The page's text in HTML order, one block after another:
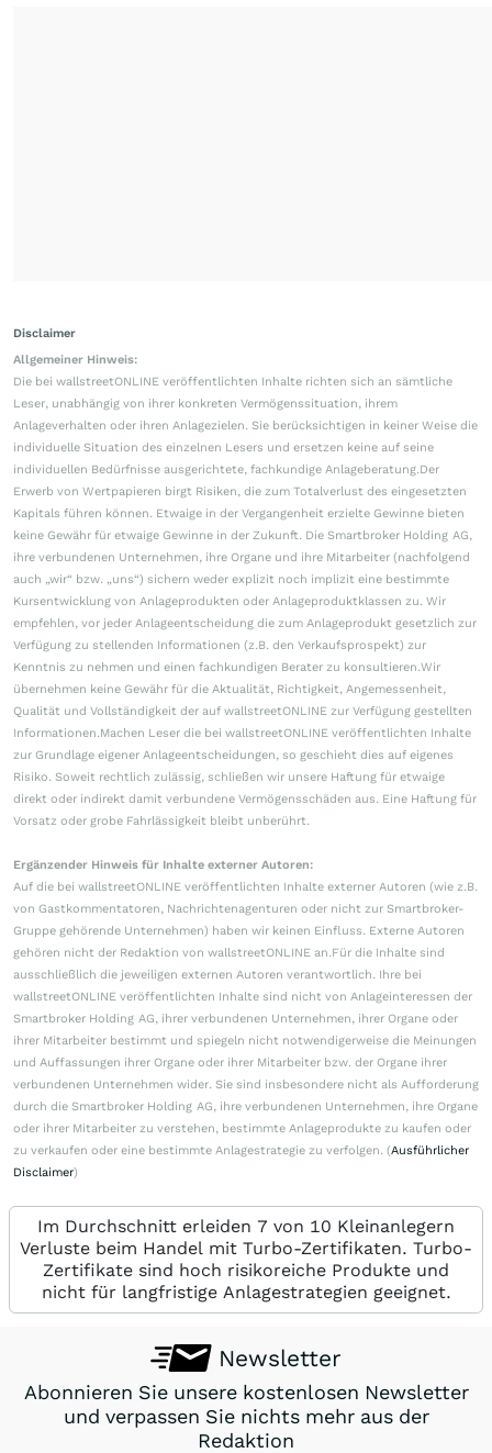
Disclaimer
Allgemeiner Hinweis:
Die bei wallstreetONLINE veröffentlichten Inhalte richten sich an sämtliche
Leser, unabhängig von ihrer konkreten Vermögenssituation, ihrem
Anlageverhalten oder ihren Anlagezielen. Sie berücksichtigen in keiner Weise die
individuelle Situation des einzelnen Lesers und ersetzen keine auf seine
individuellen Bedürfnisse ausgerichtete, fachkundige Anlageberatung.Der
Erwerb von Wertpapieren birgt Risiken, die zum Totalverlust des eingesetzten
Kapitals führen können. Etwaige in der Vergangenheit erzielte Gewinne bieten
keine Gewähr für etwaige Gewinne in der Zukunft. Die Smartbroker Holding AG,
ihre verbundenen Unternehmen, ihre Organe und ihre Mitarbeiter (nachfolgend
auch „wir“ bzw. „uns“) sichern weder explizit noch implizit eine bestimmte
Kursentwicklung von Anlageprodukten oder Anlageproduktklassen zu. Wir
empfehlen, vor jeder Anlageentscheidung die zum Anlageprodukt gesetzlich zur
Verfügung zu stellenden Informationen (z.B. den Verkaufsprospekt) zur
Kenntnis zu nehmen und einen fachkundigen Berater zu konsultieren.Wir
übernehmen keine Gewähr für die Aktualität, Richtigkeit, Angemessenheit,
Qualität und Vollständigkeit der auf wallstreetONLINE zur Verfügung gestellten
Informationen.Machen Leser die bei wallstreetONLINE veröffentlichten Inhalte
zur Grundlage eigener Anlageentscheidungen, so geschieht dies auf eigenes
Risiko. Soweit rechtlich zulässig, schließen wir unsere Haftung für etwaige
direkt oder indirekt damit verbundene Vermögensschäden aus. Eine Haftung für
Vorsatz oder grobe Fahrlässigkeit bleibt unberührt.
Ergänzender Hinweis für Inhalte externer Autoren:
Auf die bei wallstreetONLINE veröffentlichten Inhalte externer Autoren (wie z.B.
von Gastkommentatoren, Nachrichtenagenturen oder nicht zur Smartbroker-
Gruppe gehörende Unternehmen) haben wir keinen Einfluss. Externe Autoren
gehören nicht der Redaktion von wallstreetONLINE an.Für die Inhalte sind
ausschließlich die jeweiligen externen Autoren verantwortlich. Ihre bei
wallstreetONLINE veröffentlichten Inhalte sind nicht von Anlageinteressen der
Smartbroker Holding AG, ihrer verbundenen Unternehmen, ihrer Organe oder
ihrer Mitarbeiter bestimmt und spiegeln nicht notwendigerweise die Meinungen
und Auffassungen ihrer Organe oder ihrer Mitarbeiter bzw. der Organe ihrer
verbundenen Unternehmen wider. Sie sind insbesondere nicht als Aufforderung
durch die Smartbroker Holding AG, ihre verbundenen Unternehmen, ihre Organe
oder ihrer Mitarbeiter zu verstehen, bestimmte Anlageprodukte zu kaufen oder
zu verkaufen oder eine bestimmte Anlagestrategie zu verfolgen. (Ausführlicher
Disclaimer)
Im Durchschnitt erleiden 7 von 10 Kleinanlegern
Verluste beim Handel mit Turbo-Zertifikaten. Turbo-
Zertifikate sind hoch risikoreiche Produkte und
nicht für langfristige Anlagestrategien geeignet.
Newsletter
Abonnieren Sie unsere kostenlosen Newsletter
und verpassen Sie nichts mehr aus der
Redaktion